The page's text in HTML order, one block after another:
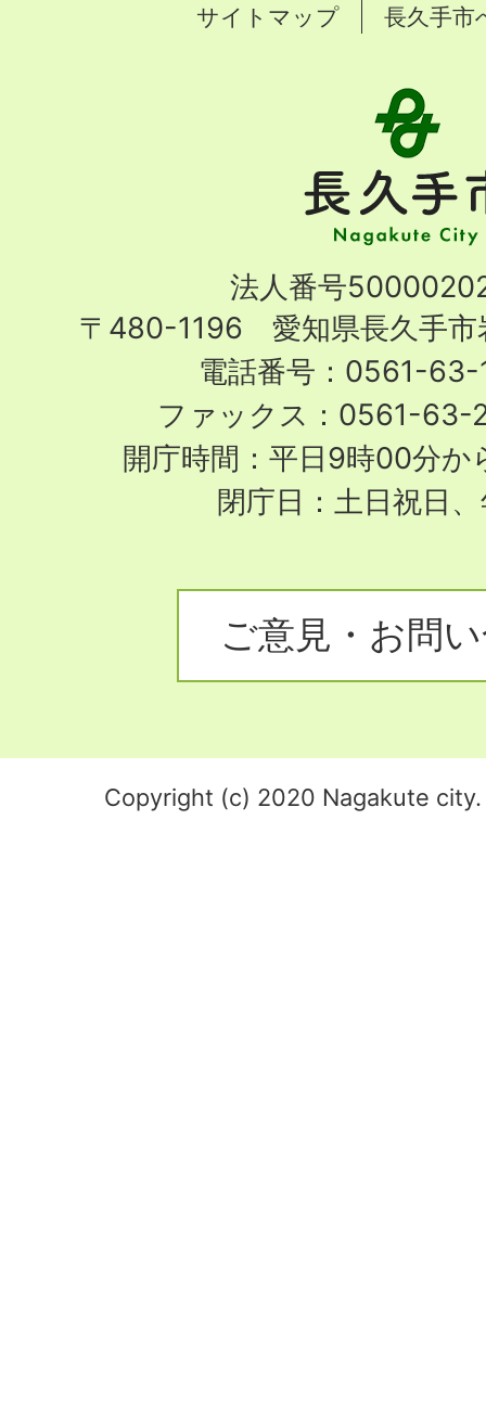
サイトマップ
長久手市
手
市
City
法人番号
〒480-1196 愛知県長久手市
電話番号：0561-63-
ファックス：0561-63-
開庁時間：平日9時00分か
閉庁日：土日祝日
ご意見・お問
Copyright (c) 2020 Nagakute